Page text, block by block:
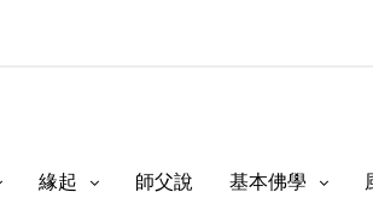
緣起 師父說 基本佛學